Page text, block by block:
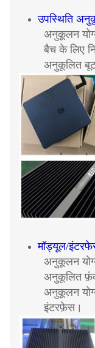
उपस्थिति
अनुकूलन
बैच के लिए
अनुकूलित बूट
मॉड्यूल/
अनुकूलन
अनुकूलित
अनुकूलन
इंटरफ़ेस।